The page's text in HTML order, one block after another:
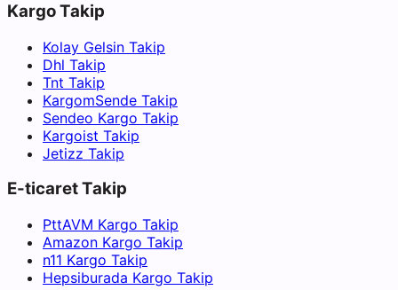
Kargo Takip
Kolay Gelsin Takip
Dhl Takip
Tnt Takip
KargomSende Takip
Sendeo Kargo Takip
Kargoist Takip
Jetizz Takip
E-ticaret Takip
PttAVM Kargo Takip
Amazon Kargo Takip
n11 Kargo Takip
Hepsiburada Kargo Takip